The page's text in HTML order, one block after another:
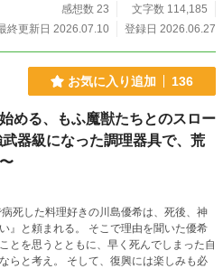
。 ネギは聖剣、大根は自由
となる。 次々とおかしな力を
感想数 23
文字数 114,185
終更新日 2026.07.10
登録日 2026.06.27
お気に入り追加 136
める、もふ魔獣たちとのスロー
器級になった調理器具で、荒
死した料理好きの川島優希は、死後、神
こで理由を聞いた優希
とを思うとともに、早く死んでしまった自
らと考え。 そして、復興には楽しみも必